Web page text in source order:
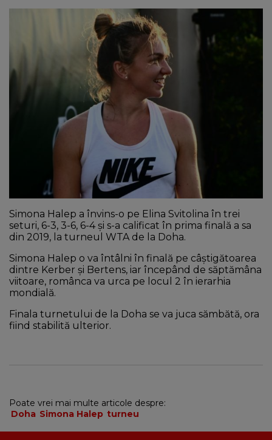
DANCEFLOOR CHART
RADIO ACADEMY
NEWS
CONTUL MEU
Simona Halep a învins-o pe Elina Svitolina în trei
seturi, 6-3, 3-6, 6-4 și s-a calificat în prima finală a sa
din 2019, la turneul WTA de la Doha.
Simona Halep o va întâlni în finală pe câștigătoarea
dintre Kerber și Bertens, iar începând de săptămâna
viitoare, românca va urca pe locul 2 în ierarhia
mondială.
Finala turnetului de la Doha se va juca sămbătă, ora
fiind stabilită ulterior.
Poate vrei mai multe articole despre:
Doha Simona Halep turneu